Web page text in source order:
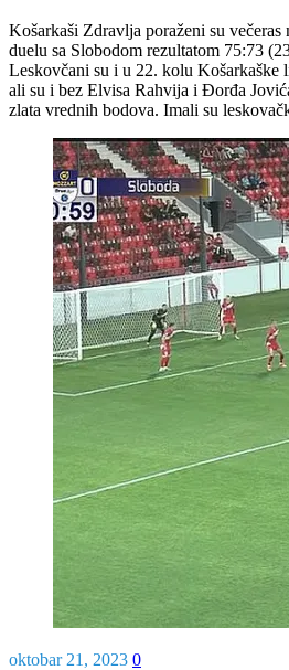
Košarkaši Zdravlja poraženi su
duelu sa Slobodom rezultatom 75:73
Leskovčani su i u 22. kolu Košarkaške
ali su i bez Elvisa Rahvija i Đorđa
zlata vrednih bodova. Imali su
oktobar 21, 2023 0